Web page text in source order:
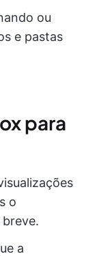
ou
e pastas
para
o
a